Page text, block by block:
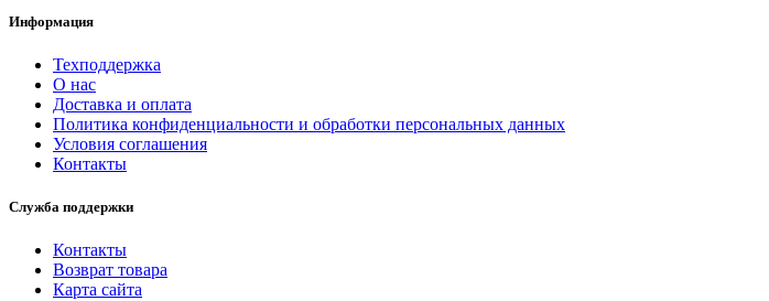
Информация
Техподдержка
О нас
Доставка и оплата
Политика конфиденциальности и обработки персональных данных
Условия соглашения
Контакты
Служба поддержки
Контакты
Возврат товара
Карта сайта